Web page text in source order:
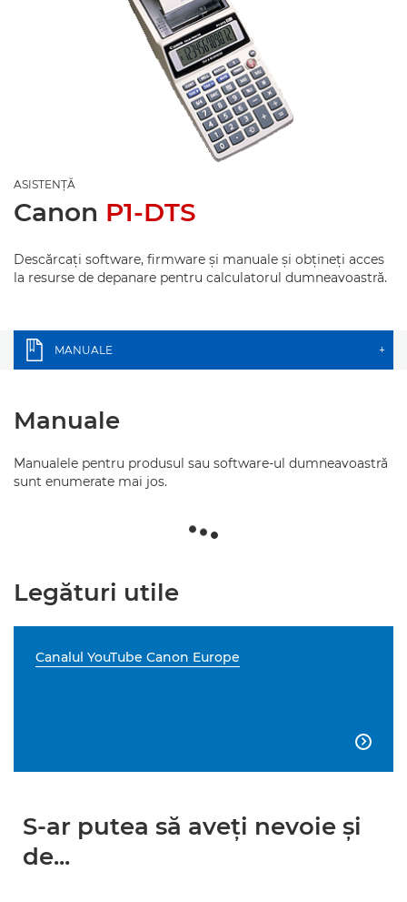
ASISTENŢĂ
Canon P1-DTS
Descărcaţi software, firmware şi manuale şi obţineţi acces
la resurse de depanare pentru calculatorul dumneavoastră.
MANUALE +
Manuale
Manualele pentru produsul sau software-ul dumneavoastră
sunt enumerate mai jos.
Legături utile
Canalul YouTube Canon Europe

S-ar putea să aveţi nevoie şi
de...